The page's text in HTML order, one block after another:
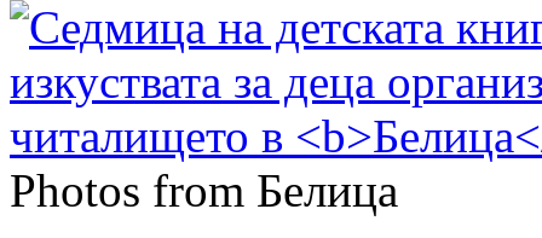
Photos from Белица